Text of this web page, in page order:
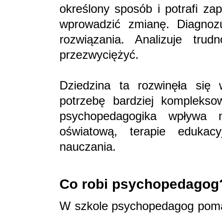
określony sposób i potrafi
wprowadzić zmianę.
rozwiązania. Analizuje
przezwyciężyć.
Dziedzina ta rozwinęła
potrzebę bardziej
psychopedagogika
oświatową, terapie
nauczania.
Co robi
W szkole psychopedagog